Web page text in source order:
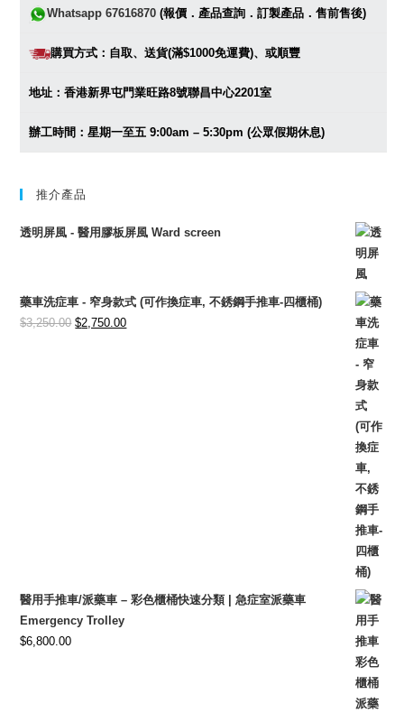
Whatsapp 67616870 (報價．產品查詢．訂製產品．售前售後)
購買方式：自取、送貨(滿$1000免運費)、或順豐
地址：香港新界屯門業旺路8號聯昌中心2201室
辦工時間：星期一至五 9:00am – 5:30pm (公眾假期休息)
推介產品
透明屏風 - 醫用膠板屏風 Ward screen
藥車洗症車 - 窄身款式 (可作換症車, 不銹鋼手推車-四櫃桶)
$3,250.00 Original
$2,750.00Current
醫用手推車/派藥車 – 彩色櫃桶快速分類 | 急症室派藥車
Emergency Trolley
$6,800.00